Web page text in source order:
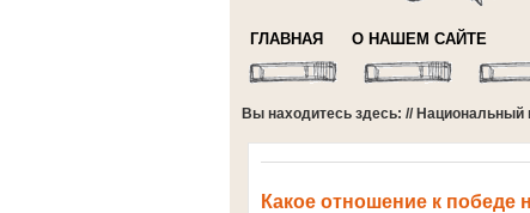
ГЛАВНАЯ О НАШЕМ САЙТЕ
Вы находитесь здесь: // Национальный
Какое отношение к